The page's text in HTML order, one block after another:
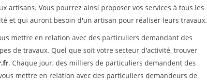
artisans. Vous pourrez ainsi proposer vos services à tous les
et qui auront besoin d'un artisan pour réaliser leurs travaux.
mettre en relation avec des particuliers demandant des
de travaux. Quel que soit votre secteur d'activité, trouver
. Chaque jour, des milliers de particuliers demandent des
mettre en relation avec des particuliers demandeurs de